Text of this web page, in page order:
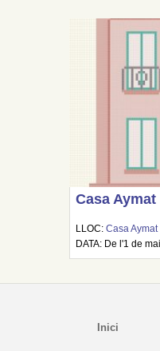
Casa
LLOC:Casa Aymat
DATA: De l'1 de
Inici